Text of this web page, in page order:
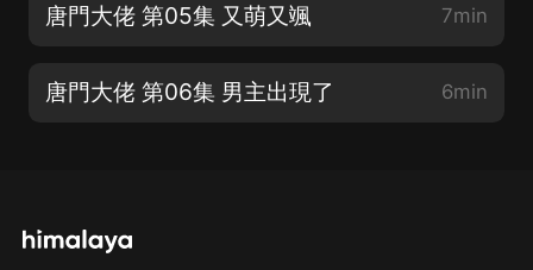
唐門大佬 第05集 又萌又颯 7min
唐門大佬 第06集 男主出現了 6min